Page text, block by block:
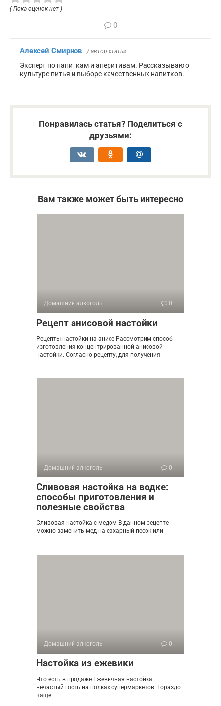
( Пока оценок нет )
0
Алексей Смирнов / автор статьи
Эксперт по напиткам и аперитивам. Рассказываю о
культуре питья и выборе качественных напитков.
Понравилась статья? Поделиться с
друзьями:
Вам также может быть интересно
Домашний алкоголь 0
Рецепт анисовой настойки
Рецепты настойки на анисе Рассмотрим способ
изготовления концентрированной анисовой
настойки. Согласно рецепту, для получения
Домашний алкоголь 0
Сливовая настойка на водке:
способы приготовления и
полезные свойства
Сливовая настойка с медом В данном рецепте
можно заменить мед на сахарный песок или
Домашний алкоголь 0
Настойка из ежевики
Что есть в продаже Ежевичная настойка –
нечастый гость на полках супермаркетов. Гораздо
чаще